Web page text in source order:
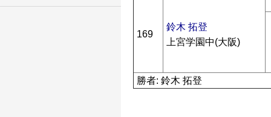
169
鈴木 拓登
上宮学園中(大阪)
勝者: 鈴木 拓登